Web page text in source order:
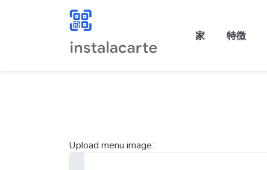
家 特徴
Upload menu image: